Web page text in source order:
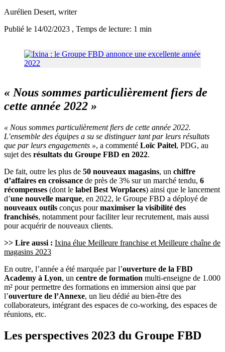
Aurélien Desert, writer
Publié le 14/02/2023 , Temps de lecture: 1 min
« Nous sommes particulièrement fiers de
cette année 2022 »
« Nous sommes particulièrement fiers de cette année 2022.
L’ensemble des équipes a su se distinguer tant par leurs résultats
que par leurs engagements », a commenté Loïc Paitel, PDG, au
sujet des résultats du Groupe FBD en 2022.
De fait, outre les plus de 50 nouveaux magasins, un chiffre
d’affaires en croissance de près de 3% sur un marché tendu, 6
récompenses (dont le label Best Worplaces) ainsi que le lancement
d’une nouvelle marque, en 2022, le Groupe FBD a déployé de
nouveaux outils conçus pourmaximiser la visibilité des
franchisés, notamment pour faciliter leur recrutement, mais aussi
pour acquérir de nouveaux clients.
>> Lire aussi : Ixina élue Meilleure franchise et Meilleure chaîne de
magasins 2023
En outre, l’année a été marquée par l’ouverture de la FBD
Academy à Lyon, un centre de formation multi-enseigne de 1.000
m² pour permettre des formations en immersion ainsi que par
l’ouverture de l’Annexe, un lieu dédié au bien-être des
collaborateurs, intégrant des espaces de co-working, des espaces de
réunions, etc.
Les perspectives 2023 du Groupe FBD